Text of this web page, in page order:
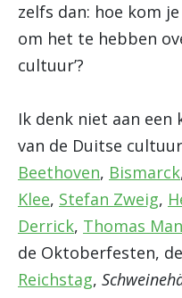
zelfs dan: hoe kom
om het te hebben
cultuur’?
Ik denk niet aan
van de Duitse
Beethoven, Bismarck
Klee, Stefan Zweig,
Derrick, Thomas
de Oktoberfesten, de
Reichstag,